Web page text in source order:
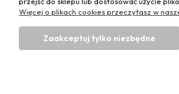
Więcej o plikach cookies przeczytasz w
Zaakceptuj tylko niezbędne